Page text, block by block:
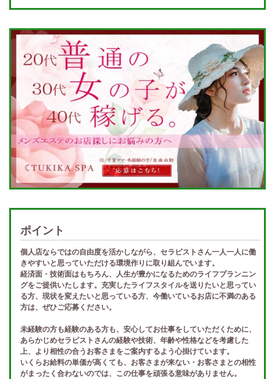
ポイント
個人店ならではの自由度を活かしながら、セラピストさん一人一人に働
きやすいと思っていただける環境作りに取り組んでいます。
経済面・技術面はもちろん、人生が豊かになるためのライフプランニン
グをご提供いたします。充実したライフスタイルを送りたいと思ってい
る方、現状を変えたいと思っている方、今働いているお店に不満のある
方は、ぜひご応募ください。
未経験の方も経験のある方も、安心してお仕事をしていただくために、
あらかじめセラピストさんの経験や技術、年齢や性格などを考慮した
上、より相性の合うお客さまをご案内するよう心掛けています。
いくらお給料の単価が高くても、お客さまが来ない・お客さまとの相性
がまったく合わないのでは、この仕事を頑張る意味がありません。